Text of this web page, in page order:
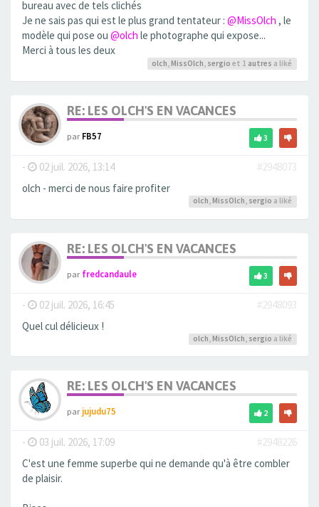
bureau avec de tels clichés
Je ne sais pas qui est le plus grand tentateur : @MissOlch , le
modèle qui pose ou @olch le photographe qui expose...
Merci à tous les deux
olch MissOlch sergio et 1 autres a liké
RE: LES OLCH'S EN VACANCES
parFB57 3
- 02 juil. 2026, 13:14
#2948073
olch - merci de nous faire profiter
olch, MissOlch, sergio a liké
RE: LES OLCH'S EN VACANCES
parfredcandaule 3
- 02 juil. 2026, 16:45
#2948093
Quel cul délicieux !
olch MissOlch sergio a liké
RE: LES OLCH'S EN VACANCES
parjujudu75 2
- 03 juil. 2026, 17:09
#2948226
C'est une femme superbe qui ne demande qu'à être combler
de plaisir.